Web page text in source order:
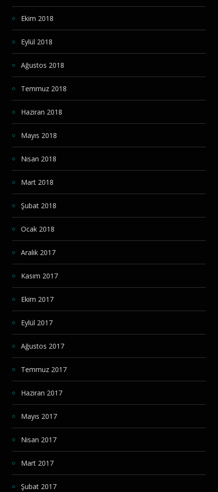
Ekim 2018
Eylül 2018
Ağustos 2018
Temmuz 2018
Haziran 2018
Mayıs 2018
Nisan 2018
Mart 2018
Şubat 2018
Ocak 2018
Aralık 2017
Kasım 2017
Ekim 2017
Eylül 2017
Ağustos 2017
Temmuz 2017
Haziran 2017
Mayıs 2017
Nisan 2017
Mart 2017
Şubat 2017